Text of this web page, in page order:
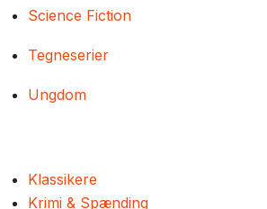
Science Fiction
Tegneserier
Ungdom
Klassikere
Krimi & Spænding